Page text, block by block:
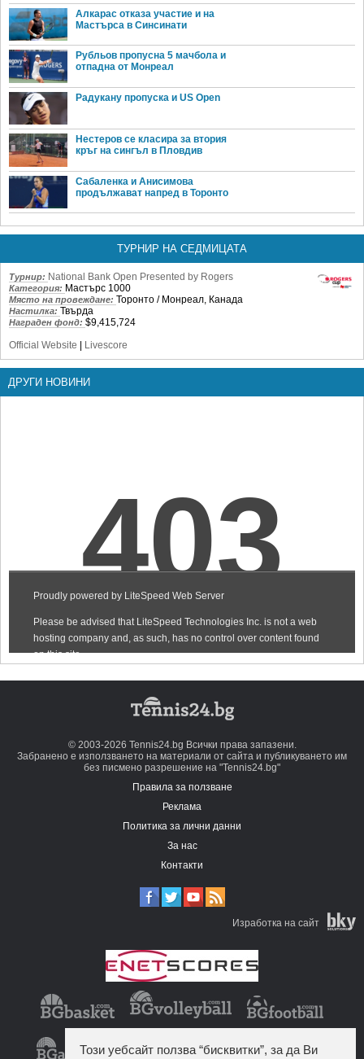
Алкарас отказа участие и на
Мастърса в Синсинати
Рубльов пропусна 5 мачбола и
отпадна от Монреал
Радукану пропуска и US Open
Нестеров се класира за втория
кръг на сингъл в Пловдив
Сабаленка и Анисимова
продължават напред в Торонто
ТУРНИР НА СЕДМИЦАТА
Турнир: National Bank Open Presented by Rogers
Категория: Мастърс 1000
Място на провеждане: Торонто / Монреал, Канада
Настилка: Твърда
Награден фонд: $9,415,724
Official Website
Livescore
ДРУГИ НОВИНИ
© 2003-2026 Tennis24.bg Всички права запазени.
Забранено е използването на материали от сайта и публикуването им
без писмено разрешение на "Tennis24.bg"
Правила за ползване
Реклама
Политика за лични данни
За нас
Контакти
Изработка на сайт
Този уебсайт ползва “бисквитки”, за да Ви